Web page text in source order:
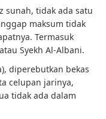
sunah, tidak ada satu
maksum tidak
Termasuk
Syekh Al-Albani.
diperebutkan bekas
celupan jarinya,
tidak ada dalam